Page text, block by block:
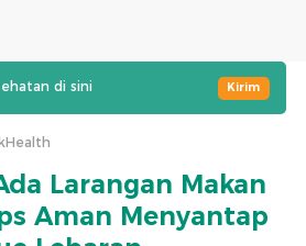
di sini Kirim
Larangan Makan
Aman Menyantap